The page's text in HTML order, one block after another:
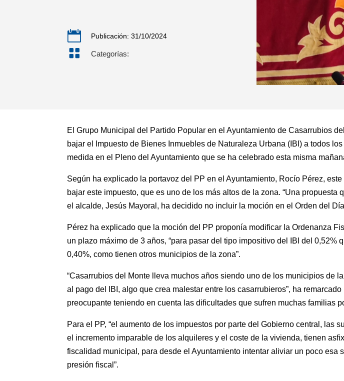
 Publicación: 31/10/2024
 Categorías:
El Grupo Municipal del Partido Popular en el Ayuntamiento de Casarrubios
bajar el Impuesto de Bienes Inmuebles de Naturaleza Urbana (IBI) a todos
medida en el Pleno del Ayuntamiento que se ha celebrado esta misma
Según ha explicado la portavoz del PP en el Ayuntamiento, Rocío Pérez,
bajar este impuesto, que es uno de los más altos de la zona. “Una
el alcalde, Jesús Mayoral, ha decidido no incluir la moción en el Orden del
Pérez ha explicado que la moción del PP proponía modificar la Ordenanza
un plazo máximo de 3 años, “para pasar del tipo impositivo del IBI del
0,40%, como tienen otros municipios de la zona”.
“Casarrubios del Monte lleva muchos años siendo uno de los municipios de
al pago del IBI, algo que crea malestar entre los casarrubieros”, ha
preocupante teniendo en cuenta las dificultades que sufren muchas familias
Para el PP, “el aumento de los impuestos por parte del Gobierno central,
el incremento imparable de los alquileres y el coste de la vivienda, tienen
fiscalidad municipal, para desde el Ayuntamiento intentar aliviar un poco
presión fiscal”.